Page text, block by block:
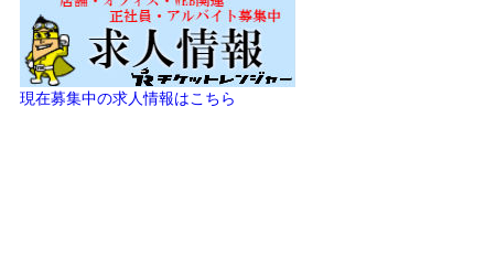
現在募集中の求人情報はこちら